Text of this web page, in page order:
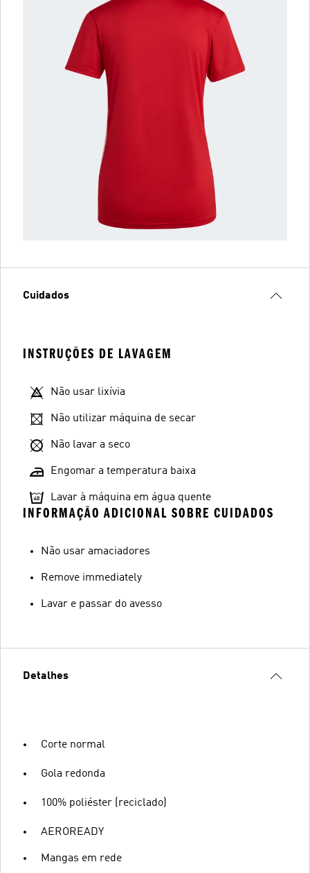
Cuidados
INSTRUÇÕES DE LAVAGEM
Não usar lixívia
Não utilizar máquina de secar
Não lavar a seco
Engomar a temperatura baixa
Lavar à máquina em água quente
INFORMAÇÃO ADICIONAL SOBRE CUIDADOS
Não usar amaciadores
Remove immediately
Lavar e passar do avesso
Detalhes
Corte normal
Gola redonda
100% poliéster (reciclado)
AEROREADY
Mangas em rede